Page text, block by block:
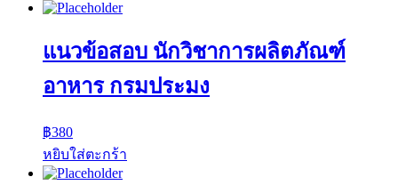
แนวข้อสอบ นักวิชาการผลิตภัณฑ์
อาหาร กรมประมง
฿380
หยิบใส่ตะกร้า